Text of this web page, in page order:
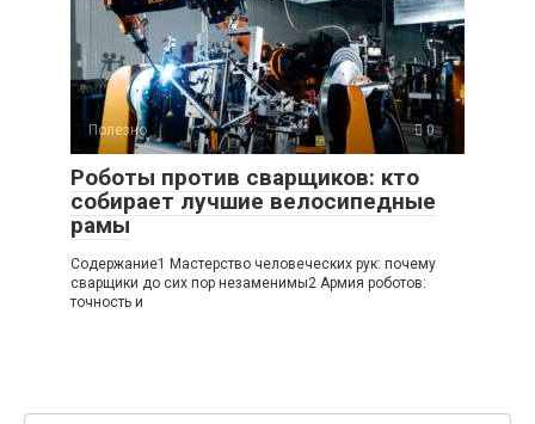
Полезно 0
Роботы против сварщиков: кто
собирает лучшие велосипедные
рамы
Содержание1 Мастерство человеческих рук: почему
сварщики до сих пор незаменимы2 Армия роботов:
точность и